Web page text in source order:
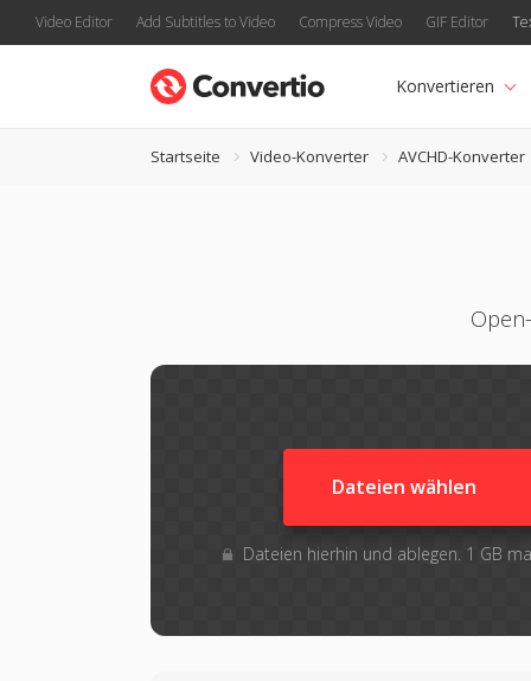
Video Editor Add Subtitles to Video Compress Video GIF Editor
Konvertieren
Startseite Video-Konverter AVCHD-Konverter
Dateien wählen
Dateien hierhin und ablegen. 1 GB